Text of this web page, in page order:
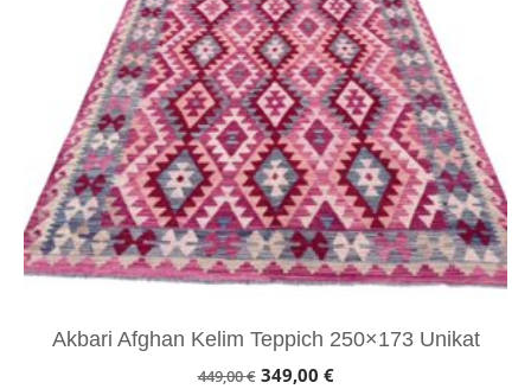
Akbari Afghan Kelim Teppich 250×173 Unikat
449,00€ Ursprünglicher
349,00 €Aktueller